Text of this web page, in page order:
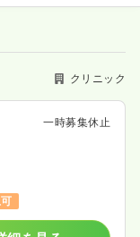
クリニック
一時募集休止